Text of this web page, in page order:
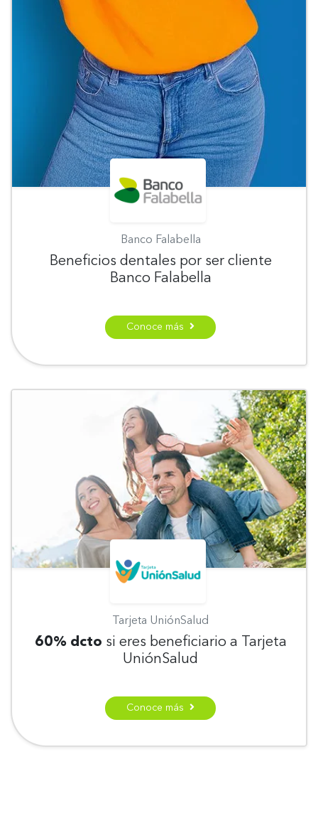
Banco Falabella
Beneficios dentales por ser cliente
Banco Falabella
Conoce más
Tarjeta UniónSalud
60% dcto si eres beneficiario a Tarjeta
UniónSalud
Conoce más